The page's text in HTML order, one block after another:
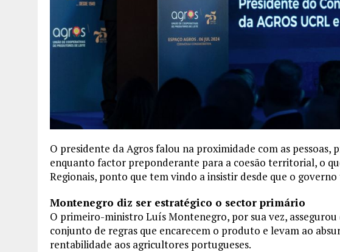
O presidente da Agros falou na proximidade com as
enquanto factor preponderante para a coesão territorial, o
Regionais, ponto que tem vindo a insistir desde que o
Montenegro diz ser estratégico o sector primário
O primeiro-ministro Luís Montenegro, por sua vez,
conjunto de regras que encarecem o produto e levam ao
rentabilidade aos agricultores portugueses.